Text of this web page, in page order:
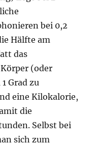
bei 0,2
Hälfte am
das
(oder
Grad zu
eine Kilokalorie,
die
Selbst bei
sich zum